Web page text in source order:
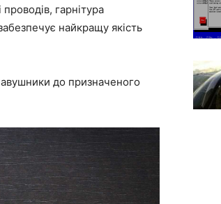
гарнітура
найкращу якість
до призначеного